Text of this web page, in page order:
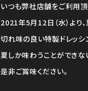
いつも弊社店舗をご利用頂
2021年5月12日（水）より
切れ味の良い特製ドレッシ
夏しか味わうことができな
是非ご賞味ください。